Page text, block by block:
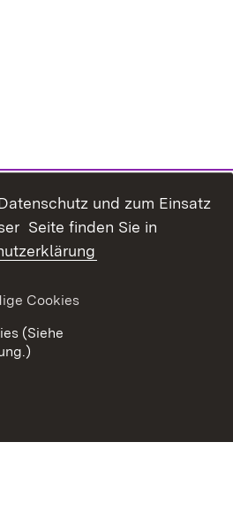
Benutzungshinweise
und zum Einsatz
Seite finden Sie in
Cookies
(Siehe